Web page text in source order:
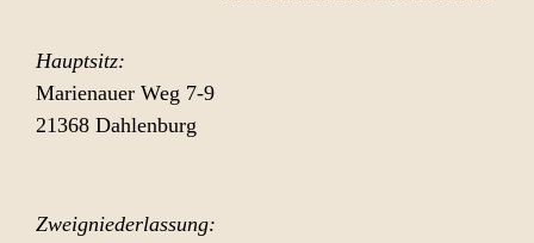
Hauptsitz:
Marienauer Weg 7-9
21368 Dahlenburg
Zweigniederlassung: